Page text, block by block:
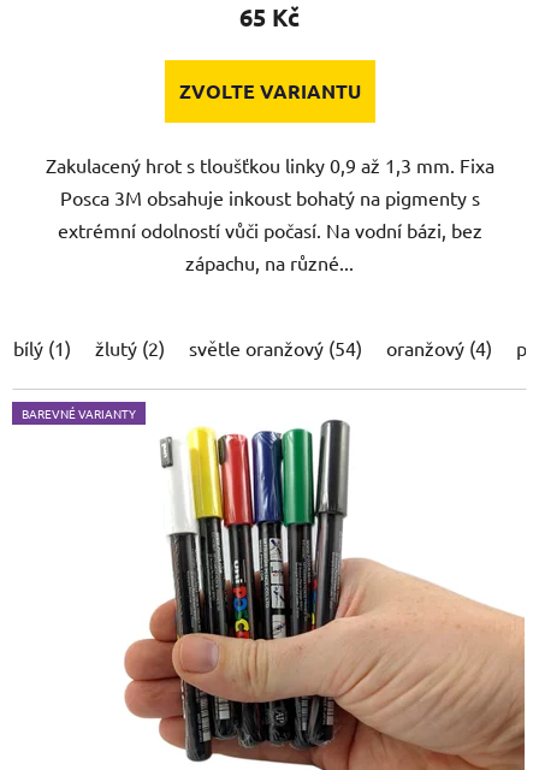
65 Kč
ZVOLTE VARIANTU
Zakulacený hrot s tloušťkou linky 0,9 až 1,3 mm. Fixa
Posca 3M obsahuje inkoust bohatý na pigmenty s
extrémní odolností vůči počasí. Na vodní bázi, bez
zápachu, na různé...
bílý (1) žlutý (2) světle oranžový (54) oranžový (4)
BAREVNÉ VARIANTY